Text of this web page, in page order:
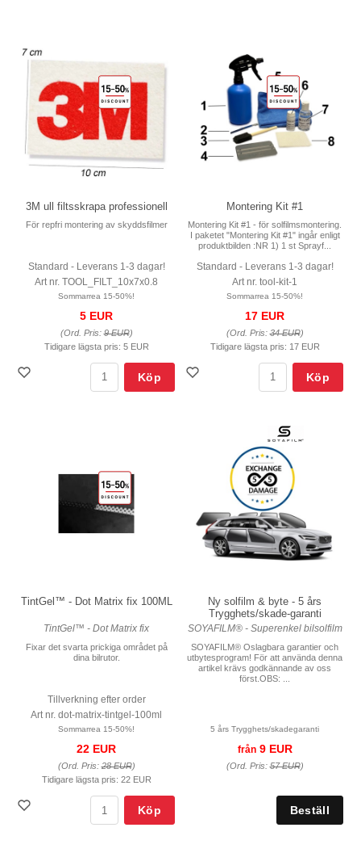
3M ull filtsskrapa professionell
För repfri montering av skyddsfilmer
Standard - Leverans 1-3 dagar!
Art nr. TOOL_FILT_10x7x0.8
Sommarrea 15-50%!
5 EUR
(Ord. Pris:9 EUR)
Tidigare lägsta pris: 5 EUR
Köp
Montering Kit #1
Montering Kit #1 - för solfilmsmontering.
I paketet "Montering Kit #1" ingår enligt
produktbilden :NR 1) 1 st Sprayf...
Standard - Leverans 1-3 dagar!
Art nr. tool-kit-1
Sommarrea 15-50%!
17 EUR
(Ord. Pris:34 EUR)
Tidigare lägsta pris: 17 EUR
Köp
TintGel™ - Dot Matrix fix 100ML
TintGel™ - Dot Matrix fix
Fixar det svarta prickiga området på
dina bilrutor.
Tillverkning efter order
Art nr. dot-matrix-tintgel-100ml
Sommarrea 15-50%!
22 EUR
(Ord. Pris:28 EUR)
Tidigare lägsta pris: 22 EUR
Köp
Ny solfilm & byte - 5 års
Trygghets/skade-garanti
SOYAFILM® - Superenkel bilsolfilm
SOYAFILM® Oslagbara garantier och
utbytesprogram! För att använda denna
artikel krävs godkännande av oss
först.OBS: ...
5 års Trygghets/skadegaranti
från9 EUR
(Ord. Pris:57 EUR)